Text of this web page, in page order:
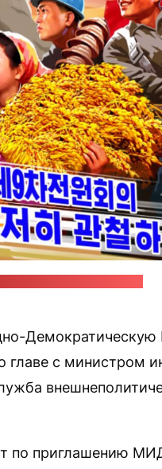
Демократическую
главе с министром
по приглашению